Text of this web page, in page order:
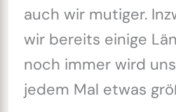
auch wir mutiger.
wir bereits einige
noch immer wird
jedem Mal etwas